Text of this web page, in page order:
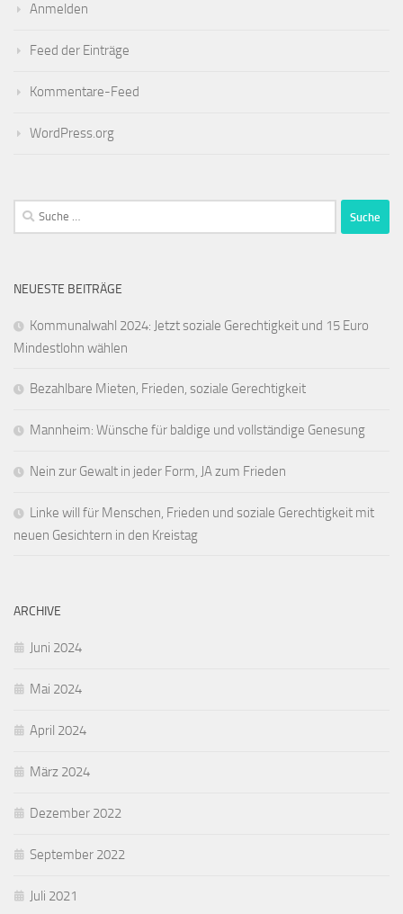
Anmelden
Feed der Einträge
Kommentare-Feed
WordPress.org
Suche
nach:
NEUESTE BEITRÄGE
Kommunalwahl 2024: Jetzt soziale Gerechtigkeit und 15 Euro
Mindestlohn wählen
Bezahlbare Mieten, Frieden, soziale Gerechtigkeit
Mannheim: Wünsche für baldige und vollständige Genesung
Nein zur Gewalt in jeder Form, JA zum Frieden
Linke will für Menschen, Frieden und soziale Gerechtigkeit mit
neuen Gesichtern in den Kreistag
ARCHIVE
Juni 2024
Mai 2024
April 2024
März 2024
Dezember 2022
September 2022
Juli 2021